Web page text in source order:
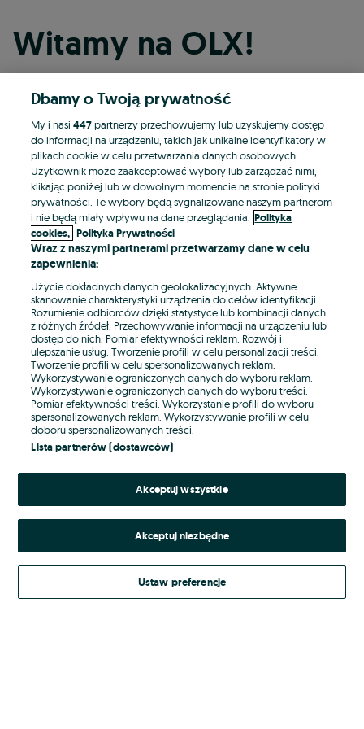
Witamy na OLX!
Kontynuuj przez Facebooka
Kontynuuj przez konto Apple
Kontynuuj przez konto Google
LUB
E-mail
Hasło
Nie pamiętasz hasła?
Zaloguj się
Kontynuując za pośrednictwem jednego z dostawców wskazanych powyżej,
Regulamin serwisuOLX.pl w jego aktualnym brzmieniu.
Dbamy o Twoją prywatność
My i nasi447partnerzy przechowujemy lub uzyskujemy dostęp
do informacji na urządzeniu, takich jak unikalne identyfikatory w
plikach cookie w celu przetwarzania danych osobowych.
Użytkownik może zaakceptować wybory lub zarządzać nimi,
klikając poniżej lub w dowolnym momencie na stronie polityki
prywatności. Te wybory będą sygnalizowane naszym partnerom
i nie będą miały wpływu na dane przeglądania. Polityka
cookies, Polityka Prywatności
Wraz z naszymi partnerami przetwarzamy dane w celu
zapewnienia:
Użycie dokładnych danych geolokalizacyjnych. Aktywne
skanowanie charakterystyki urządzenia do celów identyfikacji.
Rozumienie odbiorców dzięki statystyce lub kombinacji danych
z różnych źródeł. Przechowywanie informacji na urządzeniu lub
dostęp do nich. Pomiar efektywności reklam. Rozwój i
ulepszanie usług. Tworzenie profili w celu personalizacji treści.
Tworzenie profili w celu spersonalizowanych reklam.
Wykorzystywanie ograniczonych danych do wyboru reklam.
Wykorzystywanie ograniczonych danych do wyboru treści.
Pomiar efektywności treści. Wykorzystanie profili do wyboru
spersonalizowanych reklam. Wykorzystywanie profili w celu
doboru spersonalizowanych treści.
Lista partnerów (dostawców)
Akceptuj wszystkie
Akceptuj niezbędne
Ustaw preferencje